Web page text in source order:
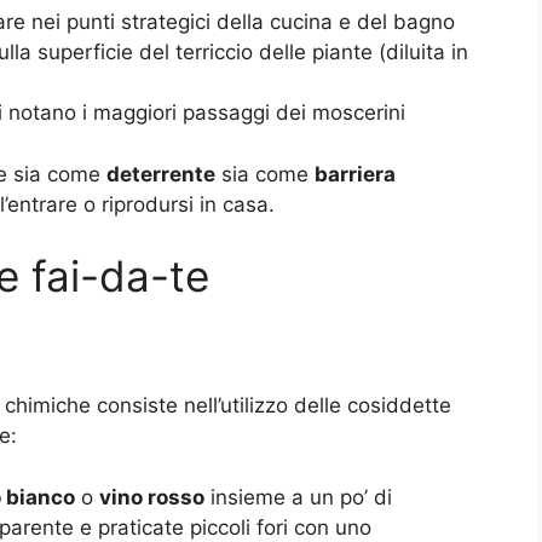
nei punti strategici della cucina e del bagno
superficie del terriccio delle piante (diluita in
i maggiori passaggi dei moscerini
sia come deterrente sia come barriera
o riprodursi in casa.
fai-da-te
consiste nell’utilizzo delle cosiddette
bianco o vino rosso insieme a un po’ di
e praticate piccoli fori con uno